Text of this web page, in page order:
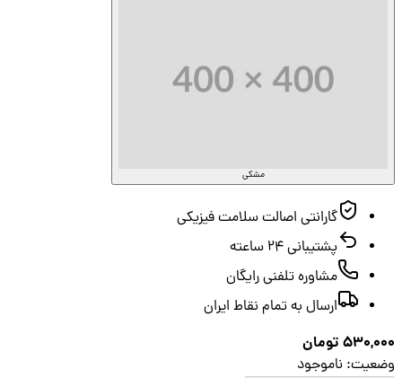
مشکی
گارانتی اصالت سلامت فیزیکی
پشتیبانی ۲۴ ساعته
مشاوره تلفنی رایگان
ارسال به تمام نقاط ایران
تومان
:ناموجود